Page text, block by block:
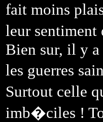
fait moins
leur
Bien sur, il y a
les guerres
Surtout celle
imb�ciles !